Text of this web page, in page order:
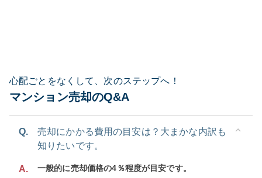
心配ごとをなくして、次のステップへ！
マンション売却のQ&A
Q.
売却にかかる費用の目安は？大まかな内訳も
知りたいです。
A.
一般的に売却価格の4％程度が目安です。